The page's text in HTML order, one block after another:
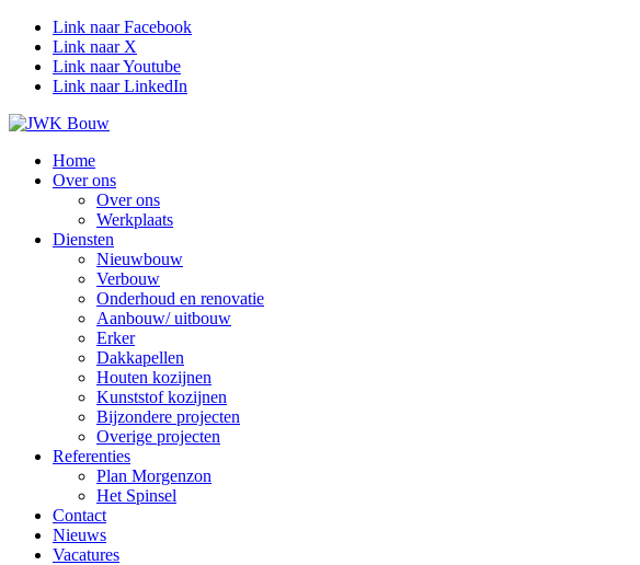
Link naar Facebook
Link naar X
Link naar Youtube
Link naar LinkedIn
Home
Over ons
Over ons
Werkplaats
Diensten
Nieuwbouw
Verbouw
Onderhoud en renovatie
Aanbouw/ uitbouw
Erker
Dakkapellen
Houten kozijnen
Kunststof kozijnen
Bijzondere projecten
Overige projecten
Referenties
Plan Morgenzon
Het Spinsel
Contact
Nieuws
Vacatures